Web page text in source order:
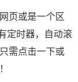
页或是一个区
定时器，自动滚
需点击一下或